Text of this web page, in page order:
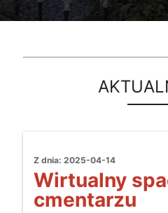
Z dnia: 2025-04-14
Wirtualny
cmentarzu